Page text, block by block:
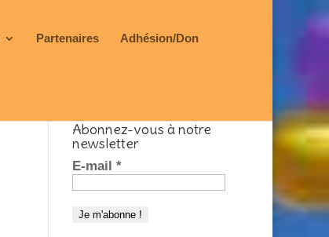
Partenaires Adhésion/Don
Abonnez-vous à notre
newsletter
E-mail *